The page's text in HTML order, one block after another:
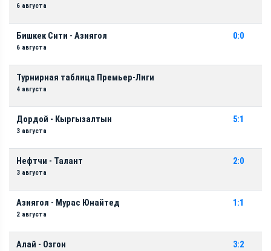
6 августа
Бишкек Сити - Азиягол
6 августа
0:0
Турнирная таблица Премьер-Лиги
4 августа
Дордой - Кыргызалтын
3 августа
5:1
Нефтчи - Талант
3 августа
2:0
Азиягол - Мурас Юнайтед
2 августа
1:1
Алай - Озгон 3:2